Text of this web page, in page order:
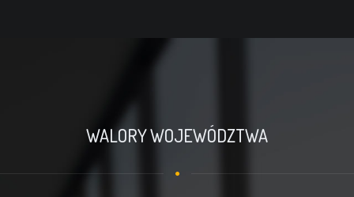
WALORY WOJEWÓDZTWA